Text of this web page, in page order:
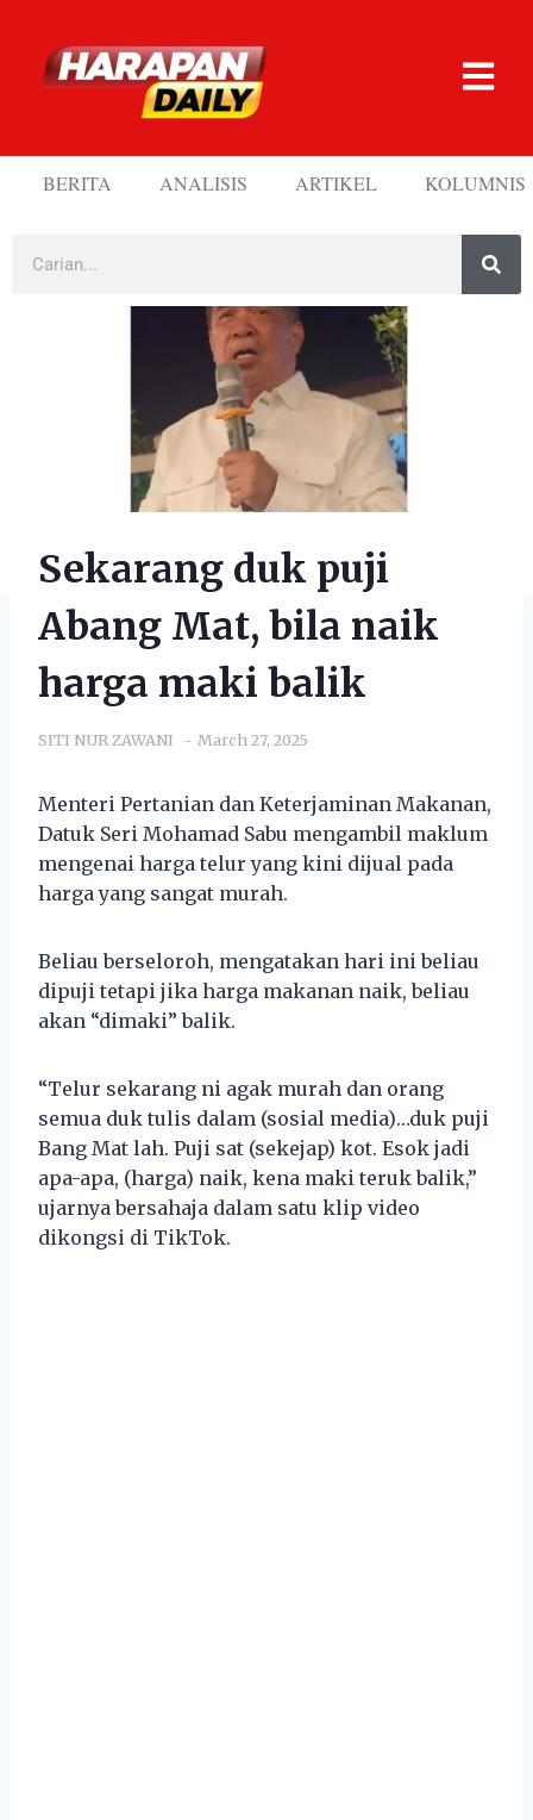
BERITA ANALISIS ARTIKEL KOLUMNIS
Sekarang duk puji
Abang Mat, bila naik
harga maki balik
SITI NUR ZAWANI March 27, 2025
Menteri Pertanian dan Keterjaminan Makanan,
Datuk Seri Mohamad Sabu mengambil maklum
mengenai harga telur yang kini dijual pada
harga yang sangat murah.
Beliau berseloroh, mengatakan hari ini beliau
dipuji tetapi jika harga makanan naik, beliau
akan “dimaki” balik.
“Telur sekarang ni agak murah dan orang
semua duk tulis dalam (sosial media)…duk puji
Bang Mat lah. Puji sat (sekejap) kot. Esok jadi
apa-apa, (harga) naik, kena maki teruk balik,”
ujarnya bersahaja dalam satu klip video
dikongsi di TikTok.